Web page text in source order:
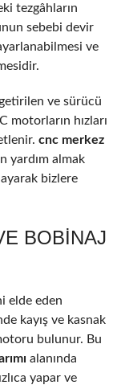
tezgâhların
sebebi devir
ve
ve sürücü
motorların hızları
cnc merkez
yardım almak
bizlere
BOBINAJ
elde eden
kayış ve kasnak
bulunur. Bu
alanında
yapar ve